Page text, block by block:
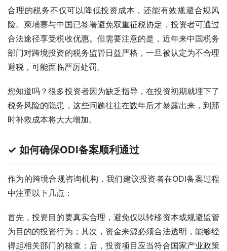
合理的税务不仅可以降低投资成本，还能有效规避合规风
险。柬埔寨与中国已签署避免双重征税协定，投资者可通过
合法途径享受税收优惠。但需要注意的是，近年来中国税务
部门对跨境投资的税务监管日益严格，一旦被认定为不合理
避税，可能面临严厉处罚。
您知道吗？很多投资者因为缺乏指导，在投资初期就埋下了
税务风险的隐患，这些问题往往在数年后才暴露出来，到那
时补救成本将大大增加。
✓ 如何确保ODI备案顺利通过
作为的跨境合规咨询机构，我们建议投资者在ODI备案过程
中注重以下几点：
首先，投资目的要真实合理，避免仅以转移资本或规避监管
为目的的投资行为；其次，资金来源必须合法透明，能够经
得起相关部门的核查；后，投资项目应当符合国家产业政策